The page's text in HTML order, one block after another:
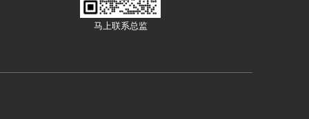
马上联系总监